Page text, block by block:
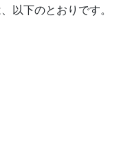
以下のとおりです。